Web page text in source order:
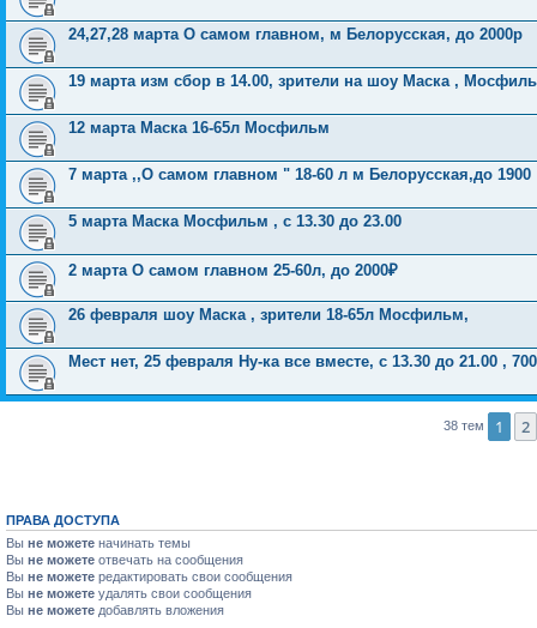
24,27,28 марта О самом главном, м Белорусская, до 2000р
19 марта изм сбор в 14.00, зрители на шоу Маска ,
12 марта Маска 16-65л Мосфильм
7 марта ,,О самом главном " 18-60 л м Белорусская,до 1900
5 марта Маска Мосфильм , с 13.30 до 23.00
2 марта О самом главном 25-60л, до 2000₽
26 февраля шоу Маска , зрители 18-65л Мосфильм,
Мест нет, 25 февраля Ну-ка все вместе, с 13.30 до 21.00 ,
38 тем 1 2
ПРАВА ДОСТУПА
Вы не можете начинать темы
Вы не можете отвечать на сообщения
Вы не можете редактировать свои сообщения
Вы не можете удалять свои сообщения
Вы не можете добавлять вложения